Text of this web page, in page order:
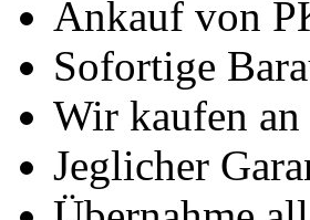
Ankauf von
Sofortige
Wir kaufen an
Jeglicher